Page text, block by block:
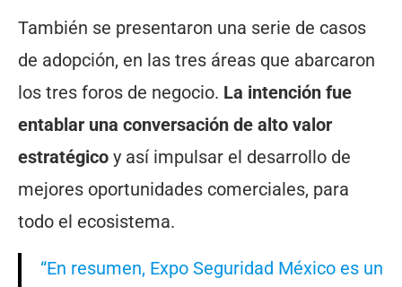
También se presentaron una serie de casos
de adopción, en las tres áreas que abarcaron
los tres foros de negocio. La intención fue
entablar una conversación de alto valor
estratégico y así impulsar el desarrollo de
mejores oportunidades comerciales, para
todo el ecosistema.
“En resumen, Expo Seguridad México es un